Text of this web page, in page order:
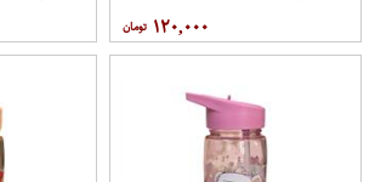
۱۲۰,۰۰۰